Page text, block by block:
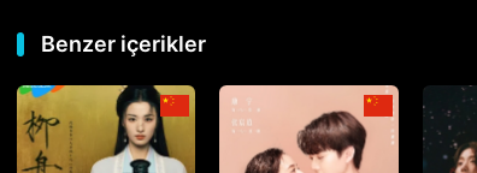
18. Bölüm
19. Bölüm
Benzer içerikler